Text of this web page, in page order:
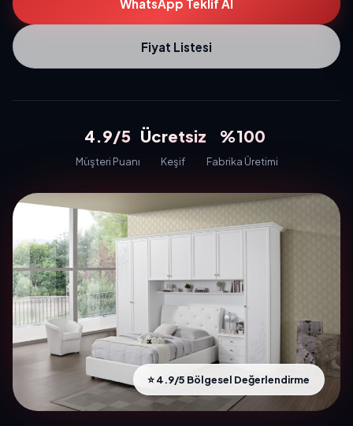
WhatsApp Teklif Al
Fiyat Listesi
4.9/5
Müşteri Puanı
Ücretsiz
Keşif
%100
Fabrika Üretimi
⭐ 4.9/5 Bölgesel Değerlendirme